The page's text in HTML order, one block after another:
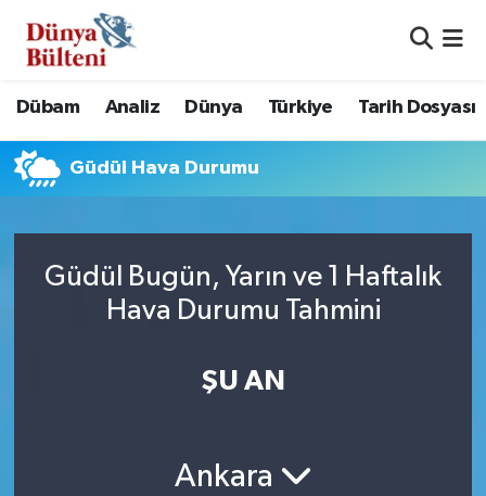
Dübam Analiz Dünya Türkiye Tarih Dosyası
Güdül Hava Durumu
Güdül Bugün, Yarın ve 1 Haftalık
Hava Durumu Tahmini
ŞU AN
Ankara
Hava Durumu
Namaz Vakitleri
Süper Lig Puan Durumu ve Fikstür